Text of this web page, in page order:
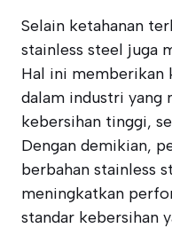
Selain ketahanan
stainless steel juga
Hal ini memberikan
dalam industri yang
kebersihan tinggi,
Dengan demikian,
berbahan stainless
meningkatkan
standar kebersihan